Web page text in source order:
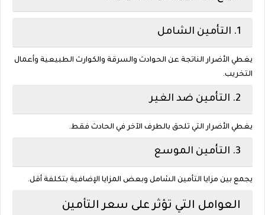
1. التأمين الشامل
يغطي الأضرار الناتجة عن الحوادث والسرقة والكوارث الطبيعية وأعمال
التخريب.
2. التأمين ضد الغير
يغطي الأضرار التي تلحق بالطرف الآخر في الحادث فقط.
3. التأمين الموسع
يجمع بين مزايا التأمين الشامل وبعض المزايا الإضافية بتكلفة أقل.
العوامل التي تؤثر على سعر التأمين